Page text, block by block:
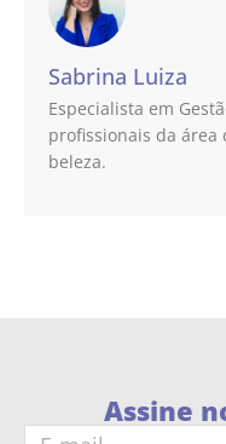
Sabrina Luiza
Especialista em
profissionais da área
beleza.
Assine